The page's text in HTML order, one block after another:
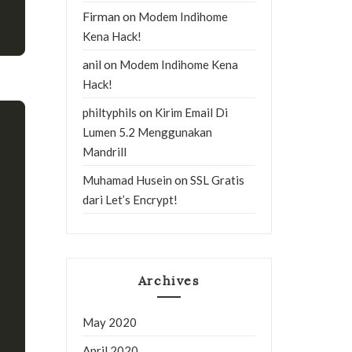
Firmanon Modem Indihome
Kena Hack!
anilon Modem Indihome Kena
Hack!
philtyphils on Kirim Email Di
Lumen 5.2 Menggunakan
Mandrill
Muhamad Husein onSSL Gratis
dari Let’s Encrypt!
Archives
May 2020